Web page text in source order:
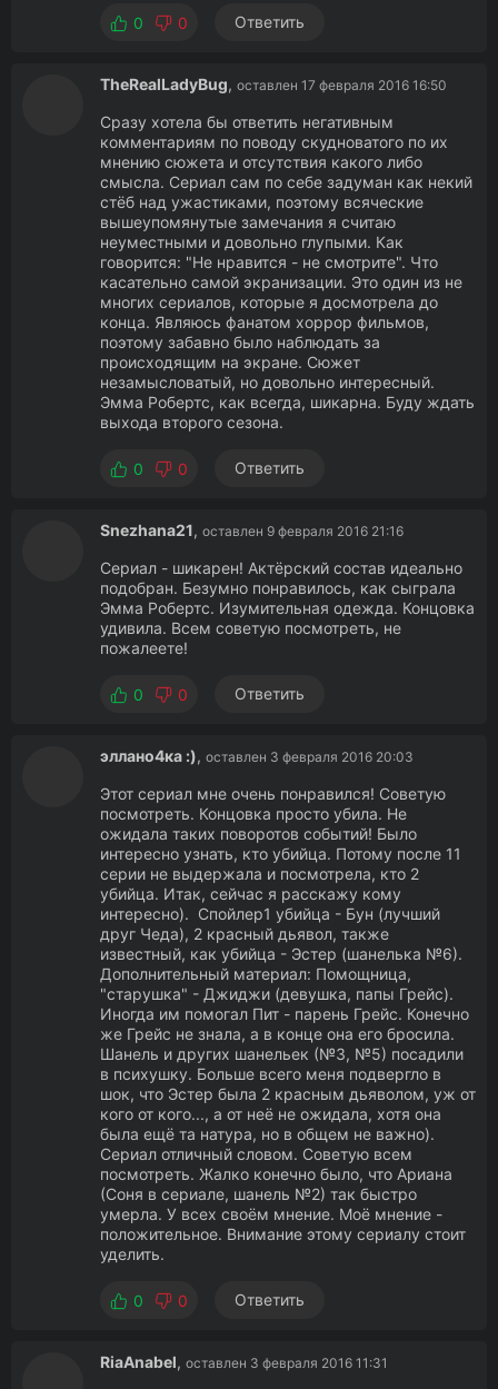
0 0 Ответить
TheRealLadyBug, оставлен 17 февраля 2016 16:50
Сразу хотела бы ответить негативным
комментариям по поводу скудноватого по их
мнению сюжета и отсутствия какого либо
смысла. Сериал сам по себе задуман как некий
стёб над ужастиками, поэтому всяческие
вышеупомянутые замечания я считаю
неуместными и довольно глупыми. Как
говорится: "Не нравится - не смотрите". Что
касательно самой экранизации. Это один из не
многих сериалов, которые я досмотрела до
конца. Являюсь фанатом хоррор фильмов,
поэтому забавно было наблюдать за
происходящим на экране. Сюжет
незамысловатый, но довольно интересный.
Эмма Робертс, как всегда, шикарна. Буду ждать
выхода второго сезона.
0 0 Ответить
Snezhana21, оставлен 9 февраля 2016 21:16
Сериал - шикарен! Актёрский состав идеально
подобран. Безумно понравилось, как сыграла
Эмма Робертс. Изумительная одежда. Концовка
удивила. Всем советую посмотреть, не
пожалеете!
0 0 Ответить
эллано4ка :), оставлен 3 февраля 2016 20:03
Этот сериал мне очень понравился! Советую
посмотреть. Концовка просто убила. Не
ожидала таких поворотов событий! Было
интересно узнать, кто убийца. Потому после 11
серии не выдержала и посмотрела, кто 2
убийца. Итак, сейчас я расскажу кому
интересно). Спойлер1 убийца - Бун (лучший
друг Чеда), 2 красный дьявол, также
известный, как убийца - Эстер (шанелька №6).
Дополнительный материал: Помощница,
"старушка" - Джиджи (девушка, папы Грейс).
Иногда им помогал Пит - парень Грейс. Конечно
же Грейс не знала, а в конце она его бросила.
Шанель и других шанельек (№3, №5) посадили
в психушку. Больше всего меня подвергло в
шок, что Эстер была 2 красным дьяволом, уж от
кого от кого..., а от неё не ожидала, хотя она
была ещё та натура, но в общем не важно).
Сериал отличный словом. Советую всем
посмотреть. Жалко конечно было, что Ариана
(Соня в сериале, шанель №2) так быстро
умерла. У всех своём мнение. Моё мнение -
положительное. Внимание этому сериалу стоит
уделить.
0 0 Ответить
RiaAnabel, оставлен 3 февраля 2016 11:31